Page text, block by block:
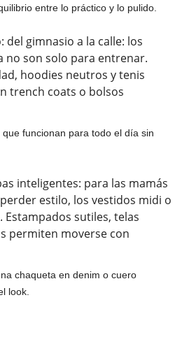
entre lo práctico y lo pulido.
gimnasio a la calle: los
no son solo para entrenar.
hoodies neutros y tenis
trench coats o bolsos
funcionan para todo el día sin
inteligentes: para las mamás
estilo, los vestidos midi o
sutiles, telas
permiten moverse con
chaqueta en denim o cuero
look.